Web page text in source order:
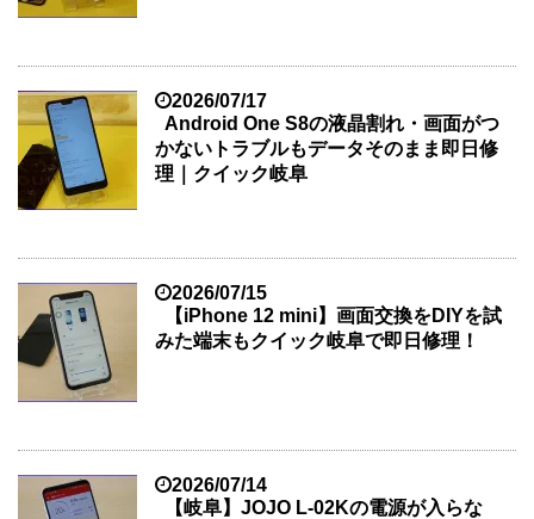
2026/07/17
Android One S8の液晶割れ・画面がつ
かないトラブルもデータそのまま即日修
理｜クイック岐阜
2026/07/15
【iPhone 12 mini】画面交換をDIYを試
みた端末もクイック岐阜で即日修理！
2026/07/14
【岐阜】JOJO L-02Kの電源が入らな